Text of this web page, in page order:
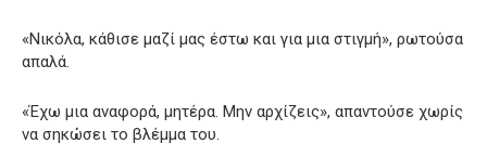
«Νικόλα, κάθισε μαζί μας έστω και για μια στιγμή», ρωτούσα
απαλά.
«Έχω μια αναφορά, μητέρα. Μην αρχίζεις», απαντούσε χωρίς
να σηκώσει το βλέμμα του.